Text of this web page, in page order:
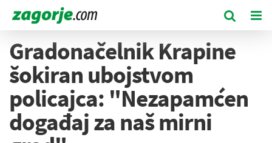
Gradonačelnik Krapine
šokiran ubojstvom
policajca: "Nezapamćen
događaj za naš mirni